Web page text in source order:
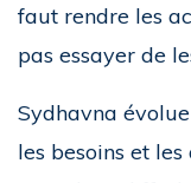
faut rendre les
pas essayer de
Sydhavna
les besoins et